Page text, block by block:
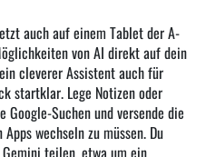
auch auf einem Tablet der A-
von AI direkt auf dein
cleverer Assistent auch für
startklar. Lege Notizen oder
Suchen und versende die
wechseln zu müssen. Du
teilen, etwa um ein